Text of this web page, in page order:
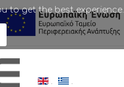
. .
to get the best experience.